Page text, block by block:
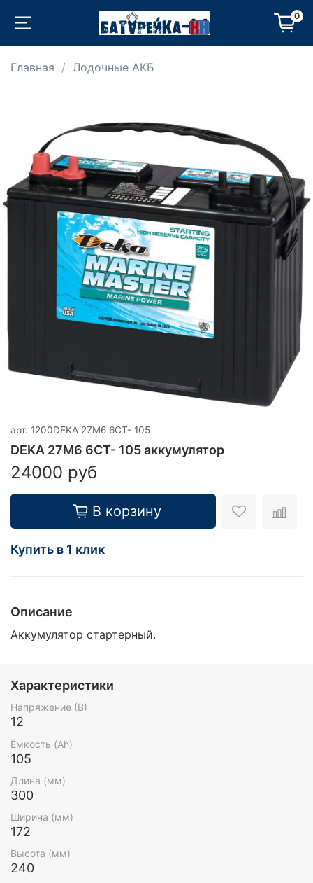
0
Главная Лодочные АКБ
арт. 1200DEKA 27M6 6CT- 105
DEKA 27M6 6CT- 105 аккумулятор
24000 руб
В корзину
Купить в 1 клик
Описание
Аккумулятор стартерный.
Характеристики
Напряжение (В)
12
Ёмкость (Ah)
105
Длина (мм)
300
Ширина (мм)
172
Высота (мм)
240